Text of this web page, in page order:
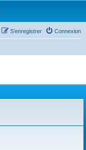
Connexion
S’enregistrer